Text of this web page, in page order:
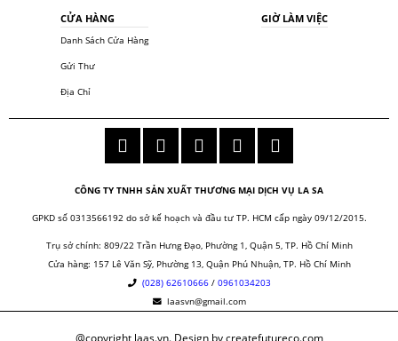
CỬA HÀNG
Danh Sách Cửa Hàng
Gửi Thư
Địa Chỉ
GIỜ LÀM VIỆC
CÔNG TY TNHH SẢN XUẤT THƯƠNG MẠI DỊCH VỤ LA SA
GPKD số 0313566192 do sở kế hoạch và đầu tư TP. HCM cấp ngày 09/12/2015.
Trụ sở chính: 809/22 Trần Hưng Đạo, Phường 1, Quận 5, TP. Hồ Chí Minh
Cửa hàng: 157 Lê Văn Sỹ, Phường 13, Quận Phú Nhuận, TP. Hồ Chí Minh
(028) 62610666/ 0961034203
laasvn@gmail.com
@copyright laas.vn. Design by createfutureco.com